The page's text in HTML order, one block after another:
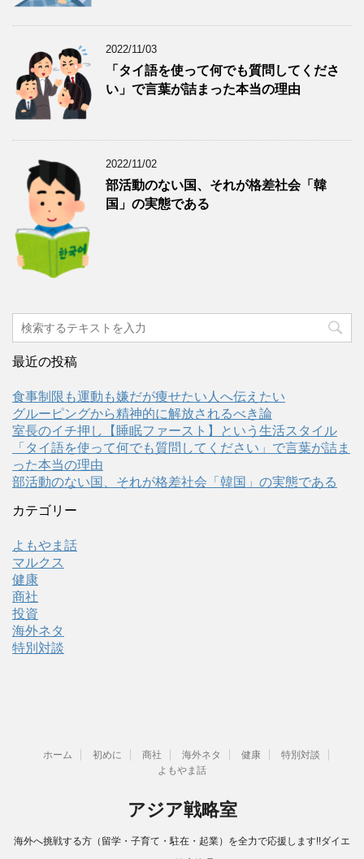
2022/11/03
「タイ語を使って何でも質問してくださ
い」で言葉が詰まった本当の理由
2022/11/02
部活動のない国、それが格差社会「韓
国」の実態である
最近の投稿
食事制限も運動も嫌だが痩せたい人へ伝えたい
グルーピングから精神的に解放されるべき論
室長のイチ押し【睡眠ファースト】という生活スタイル
「タイ語を使って何でも質問してください」で言葉が詰ま
った本当の理由
部活動のない国、それが格差社会「韓国」の実態である
カテゴリー
よもやま話
マルクス
健康
商社
投資
海外ネタ
特別対談
ホーム 初めに 商社 海外ネタ 健康
特別対談
よもやま話
アジア戦略室
海外へ挑戦する方（留学・子育て・駐在・起業）を全力で応援します!!ダイエ